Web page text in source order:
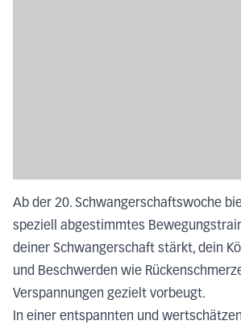
Ab der 20. Schwangerschaftswoche
speziell abgestimmtes
deiner Schwangerschaft stärkt, dein
und Beschwerden wie
Verspannungen gezielt vorbeugt.
In einer entspannten und